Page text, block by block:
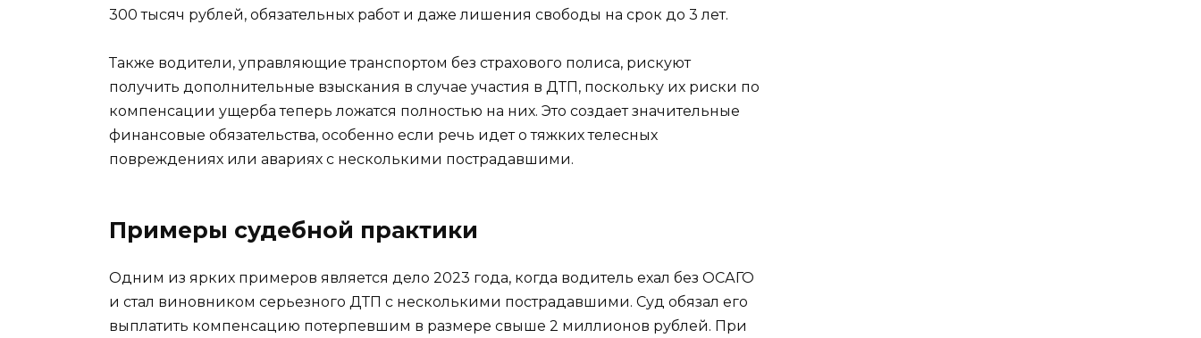
300 тысяч рублей, обязательных работ и даже лишения свободы на срок до 3 лет.
Также водители, управляющие транспортом без страхового полиса, рискуют
получить дополнительные взыскания в случае участия в ДТП, поскольку их риски по
компенсации ущерба теперь ложатся полностью на них. Это создает значительные
финансовые обязательства, особенно если речь идет о тяжких телесных
повреждениях или авариях с несколькими пострадавшими.
Примеры судебной практики
Одним из ярких примеров является дело 2023 года, когда водитель ехал без ОСАГО
и стал виновником серьезного ДТП с несколькими пострадавшими. Суд обязал его
выплатить компенсацию потерпевшим в размере свыше 2 миллионов рублей. При